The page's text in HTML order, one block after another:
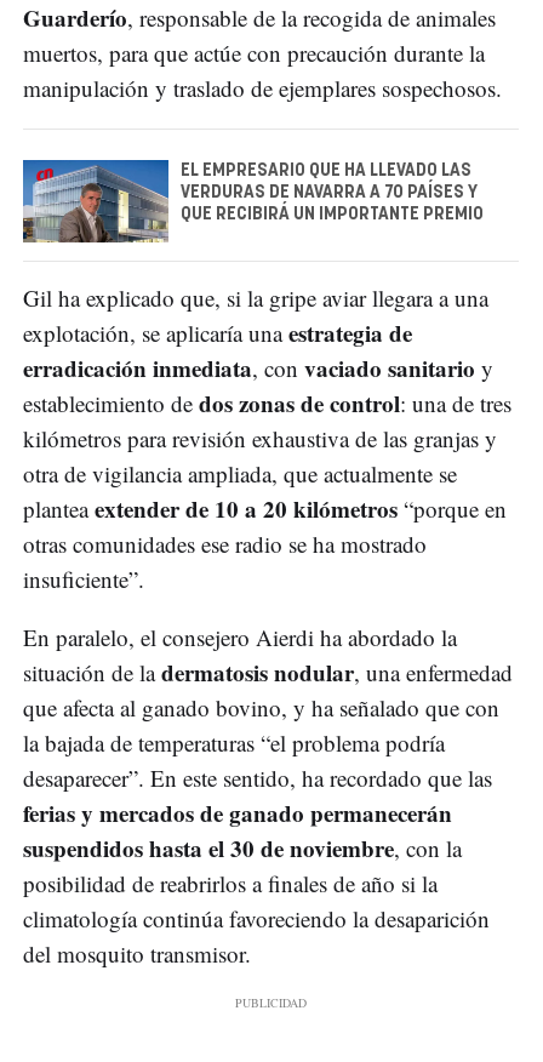
Guarderío, responsable de la recogida de animales
muertos, para que actúe con precaución durante la
manipulación y traslado de ejemplares sospechosos.
EL EMPRESARIO QUE HA LLEVADO LAS
VERDURAS DE NAVARRA A 70 PAÍSES Y
QUE RECIBIRÁ UN IMPORTANTE PREMIO
Gil ha explicado que, si la gripe aviar llegara a una
explotación, se aplicaría unaestrategia de
erradicación inmediata, con vaciado sanitario y
establecimiento de dos zonas de control: una de tres
kilómetros para revisión exhaustiva de las granjas y
otra de vigilancia ampliada, que actualmente se
planteaextender de 10 a 20 kilómetros “porque en
otras comunidades ese radio se ha mostrado
insuficiente”.
En paralelo, el consejero Aierdi ha abordado la
situación de ladermatosis nodular, una enfermedad
que afecta al ganado bovino, y ha señalado que con
la bajada de temperaturas “el problema podría
desaparecer”. En este sentido, ha recordado que las
ferias y mercados de ganado permanecerán
suspendidos hasta el 30 de noviembre, con la
posibilidad de reabrirlos a finales de año si la
climatología continúa favoreciendo la desaparición
del mosquito transmisor.